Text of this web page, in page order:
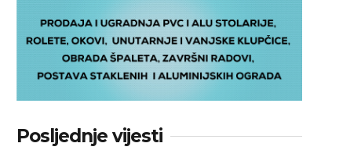
Posljednje vijesti